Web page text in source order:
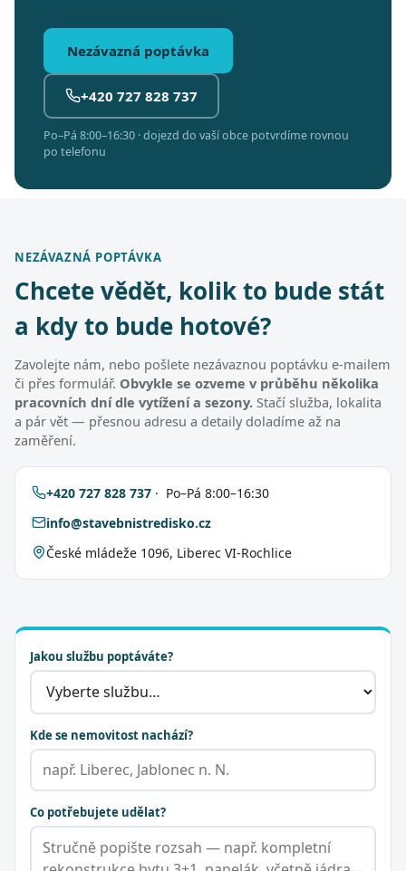
Nezávazná poptávka
+420 727 828 737
Po–Pá 8:00–16:30 · dojezd do vaší obce potvrdíme rovnou
po telefonu
NEZÁVAZNÁ POPTÁVKA
Chcete vědět, kolik to bude stát
a kdy to bude hotové?
Zavolejte nám, nebo pošlete nezávaznou poptávku e-mailem
či přes formulář. Obvykle se ozveme v průběhu několika
pracovních dní dle vytížení a sezony. Stačí služba, lokalita
a pár vět — přesnou adresu a detaily doladíme až na
zaměření.
+420 727 828 737 · Po–Pá 8:00–16:30
info@stavebnistredisko.cz
České mládeže 1096, Liberec VI-Rochlice
Jakou službu poptáváte?
Kde se nemovitost nachází?
Co potřebujete udělat?